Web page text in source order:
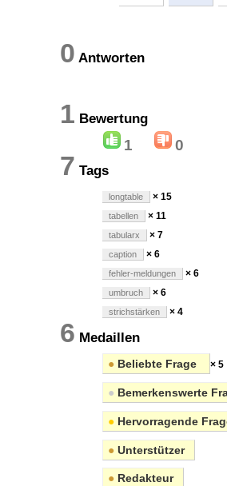
0 Antworten
1 Bewertung
1 0
7 Tags
longtable × 15
tabellen × 11
tabularx × 7
caption × 6
fehler-meldungen × 6
umbruch × 6
strichstärken × 4
6 Medaillen
● Beliebte Frage × 5
● Bemerkenswerte
● Hervorragende
● Unterstützer
● Redakteur